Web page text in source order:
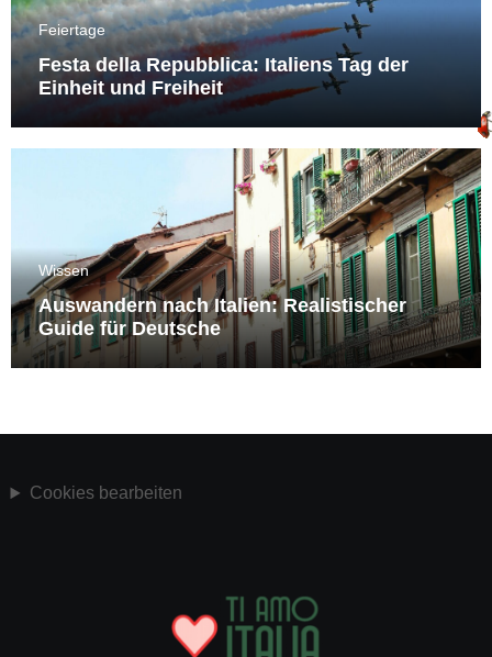
Feiertage
Festa della Repubblica: Italiens Tag der
Einheit und Freiheit
Wissen
Auswandern nach Italien: Realistischer
Guide für Deutsche
Cookies bearbeiten